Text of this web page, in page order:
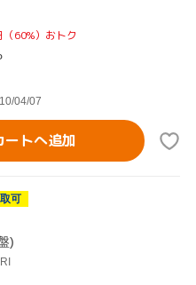
60%）おトク
04/07
ートへ追加
可
)